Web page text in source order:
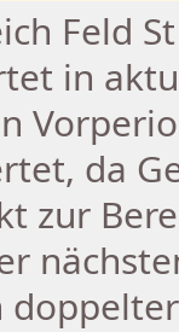
Feld
in
da
zur